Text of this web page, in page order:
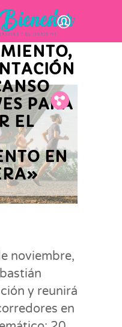
Fb.
Tw.
Pin.
«EL
PARA
EL
EN
noviembre,
y reunirá
en